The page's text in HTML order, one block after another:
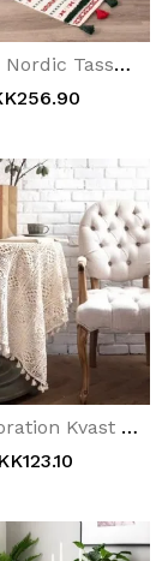
Julegave Nordic Tassel Mats Gulvmåtter
Boligdekoration Kvast Dug Enkelt Blonde Bordtøj